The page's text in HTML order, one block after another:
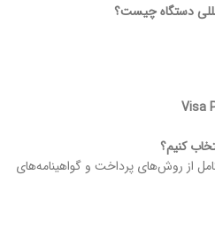
Visa
از روش‌های پرداخت و گواهینامه‌های